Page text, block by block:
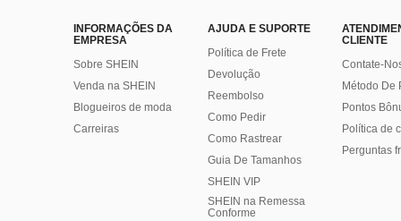
INFORMAÇÕES DA
EMPRESA
Sobre SHEIN
Venda na SHEIN
Blogueiros de moda
Carreiras
AJUDA E SUPORTE
Política de Frete
Devolução
Reembolso
Como Pedir
Como Rastrear
Guia De Tamanhos
SHEIN VIP
SHEIN na Remessa
Conforme
CLIENTE
Contate-
Método De
Pontos
Política de
Perguntas